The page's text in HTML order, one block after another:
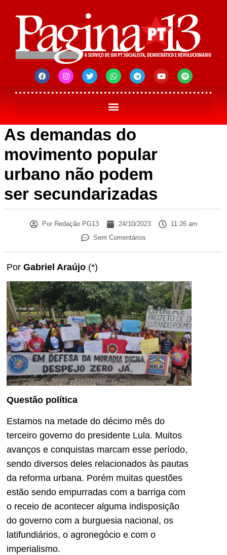
As demandas do
movimento popular
urbano não podem
ser secundarizadas
PorRedação PG13 24/10/2023
11:26 am
Sem Comentários
Por Gabriel Araújo (*)
Questão política
Estamos na metade do décimo mês do
terceiro governo do presidente Lula. Muitos
avanços e conquistas marcam esse período,
sendo diversos deles relacionados às pautas
da reforma urbana. Porém muitas questões
estão sendo empurradas com a barriga com
o receio de acontecer alguma indisposição
do governo com a burguesia nacional, os
latifundiários, o agronegócio e com o
imperialismo.